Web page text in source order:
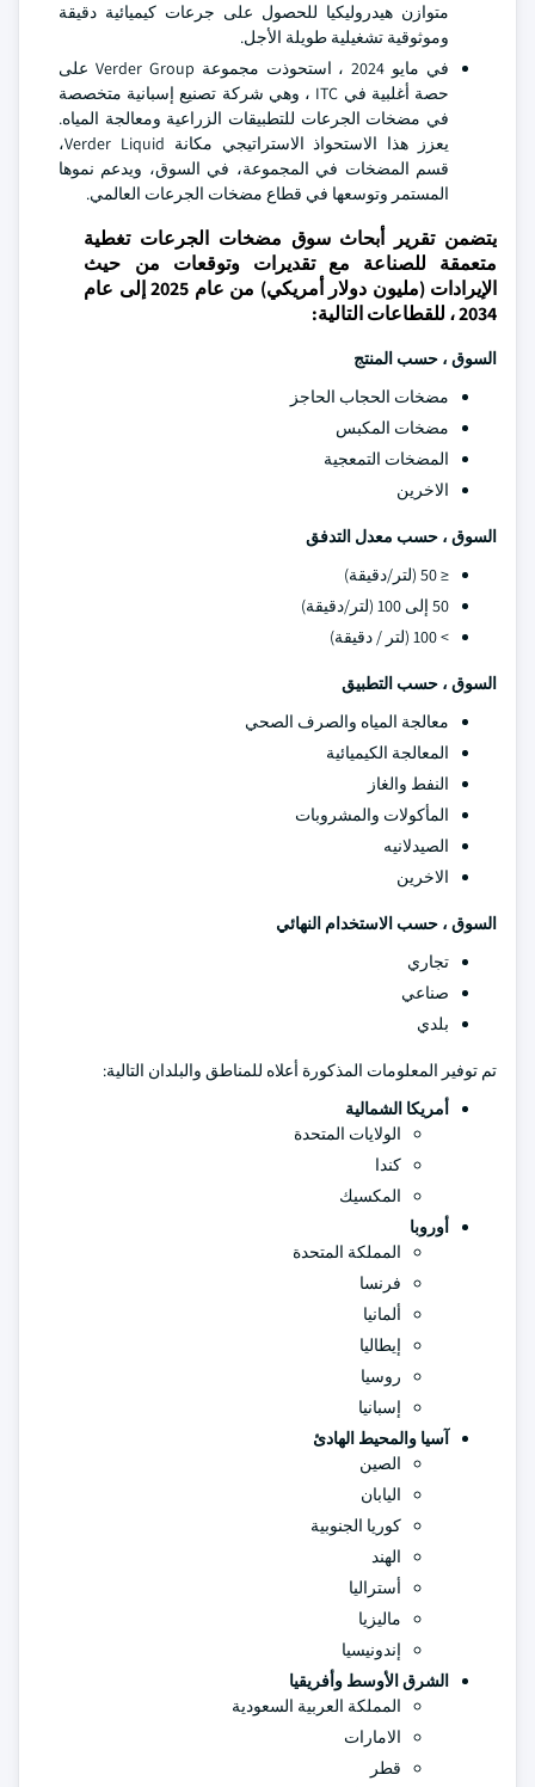
متوازن هيدروليكيا للحصول على جرعات كيميائية دقيقة
وموثوقية تشغيلية طويلة الأجل.
في مايو 2024 ، استحوذت مجموعة Verder Group على
حصة أغلبية في ITC ، وهي شركة تصنيع إسبانية متخصصة
في مضخات الجرعات للتطبيقات الزراعية ومعالجة المياه.
يعزز هذا الاستحواذ الاستراتيجي مكانة Verder Liquid،
قسم المضخات في المجموعة، في السوق، ويدعم نموها
المستمر وتوسعها في قطاع مضخات الجرعات العالمي.
يتضمن تقرير أبحاث سوق مضخات الجرعات تغطية
متعمقة للصناعة مع تقديرات وتوقعات من حيث
الإيرادات (مليون دولار أمريكي) من عام 2025 إلى عام
2034 ، للقطاعات التالية:
السوق ، حسب المنتج
مضخات الحجاب الحاجز
مضخات المكبس
المضخات التمعجية
الاخرين
السوق ، حسب معدل التدفق
≤ 50 (لتر/دقيقة)
50 إلى 100 (لتر/دقيقة)
> 100 (لتر / دقيقة)
السوق ، حسب التطبيق
معالجة المياه والصرف الصحي
المعالجة الكيميائية
النفط والغاز
المأكولات والمشروبات
الصيدلانيه
الاخرين
السوق ، حسب الاستخدام النهائي
تجاري
صناعي
بلدي
تم توفير المعلومات المذكورة أعلاه للمناطق والبلدان التالية:
أمريكا الشمالية
الولايات المتحدة
كندا
المكسيك
أوروبا
المملكة المتحدة
فرنسا
ألمانيا
إيطاليا
روسيا
إسبانيا
آسيا والمحيط الهادئ
الصين
اليابان
كوريا الجنوبية
الهند
أستراليا
ماليزيا
إندونيسيا
الشرق الأوسط وأفريقيا
المملكة العربية السعودية
الامارات
قطر